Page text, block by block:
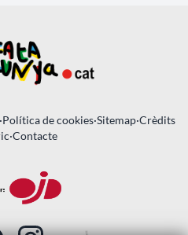
Política de cookies·Sitemap·Crèdits
·Contacte